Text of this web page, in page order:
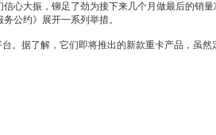
大振，铆足了劲为接下来几个月做最后的销量
公约》展开一系列举措。
。据了解，它们即将推出的新款重卡产品，虽